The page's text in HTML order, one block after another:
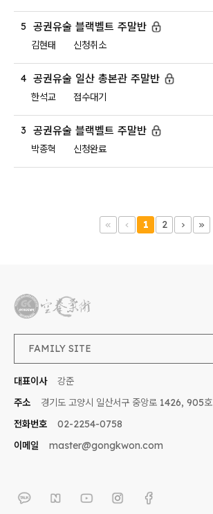
5 공권유술 블랙벨트 주말반
김현태 신청취소
4 공권유술 일산 총본관 주말반
한석교 접수대기
3 공권유술 블랙벨트 주말반
박종혁 신청완료
1 2
FAMILY SITE
대표이사
강준
주소
경기도 고양시 일산서구 중앙로 1426, 905호
전화번호
02-2254-0758
이메일
master@gongkwon.com